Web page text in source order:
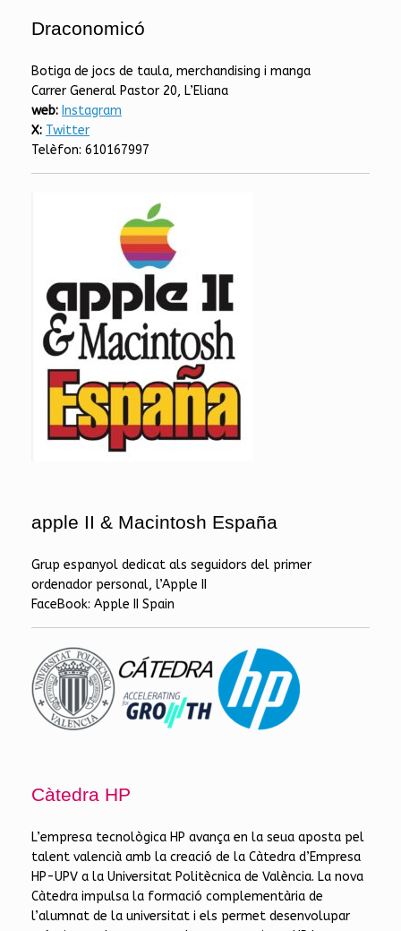
Draconomicó
Botiga de jocs de taula, merchandising i manga
Carrer General Pastor 20, L’Eliana
web: Instagram
X: Twitter
Telèfon: 610167997
apple II & Macintosh España
Grup espanyol dedicat als seguidors del primer
ordenador personal, l’Apple II
FaceBook: Apple II Spain
Càtedra HP
L’empresa tecnològica HP avança en la seua aposta pel
talent valencià amb la creació de la Càtedra d’Empresa
HP-UPV a la Universitat Politècnica de València. La nova
Càtedra impulsa la formació complementària de
l’alumnat de la universitat i els permet desenvolupar